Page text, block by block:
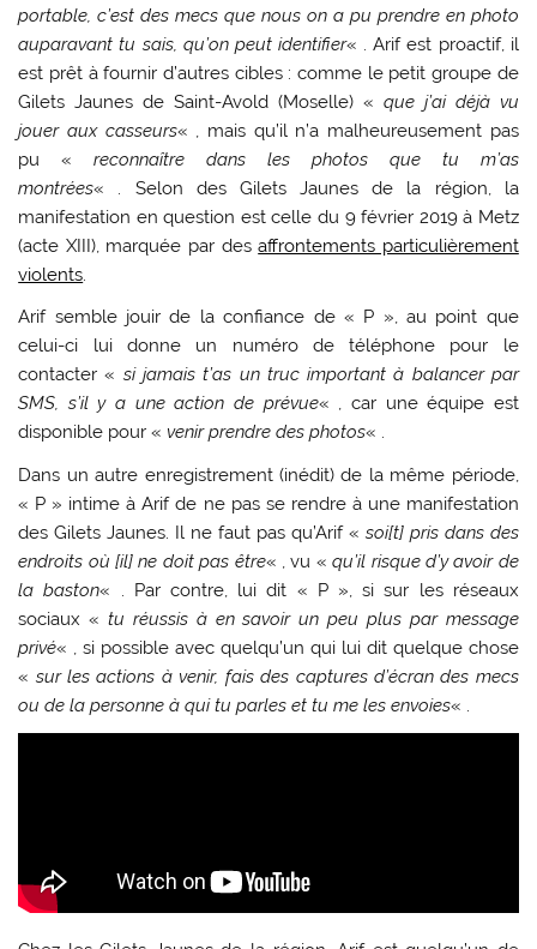
portable, c’est des mecs que nous on a pu prendre en photo
auparavant tu sais, qu’on peut identifier« . Arif est proactif, il
est prêt à fournir d’autres cibles : comme le petit groupe de
Gilets Jaunes de Saint-Avold (Moselle) « que j’ai déjà vu
jouer aux casseurs« , mais qu’il n’a malheureusement pas
pu «reconnaître dans les photos que tu m’as
montrées« . Selon des Gilets Jaunes de la région, la
manifestation en question est celle du 9 février 2019 à Metz
(acte XIII), marquée par desaffrontements particulièrement
violents.
Arif semble jouir de la confiance de « P », au point que
celui-ci lui donne un numéro de téléphone pour le
contacter « si jamais t’as un truc important à balancer par
SMS, s’il y a une action de prévue« , car une équipe est
disponible pour « venir prendre des photos« .
Dans un autre enregistrement (inédit) de la même période,
« P » intime à Arif de ne pas se rendre à une manifestation
des Gilets Jaunes. Il ne faut pas qu’Arif « soi[t] pris dans des
endroits où [il] ne doit pas être« , vu «qu’il risque d’y avoir de
la baston« . Par contre, lui dit « P », si sur les réseaux
sociaux « tu réussis à en savoir un peu plus par message
privé« , si possible avec quelqu’un qui lui dit quelque chose
« sur les actions à venir, fais des captures d’écran des mecs
ou de la personne à qui tu parles et tu me les envoies« .